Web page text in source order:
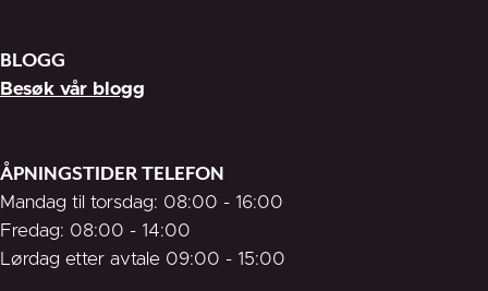
BLOGG
Besøk vår blogg
ÅPNINGSTIDER TELEFON
Mandag til torsdag: 08:00 - 16:00
Fredag: 08:00 - 14:00
Lørdag etter avtale 09:00 - 15:00